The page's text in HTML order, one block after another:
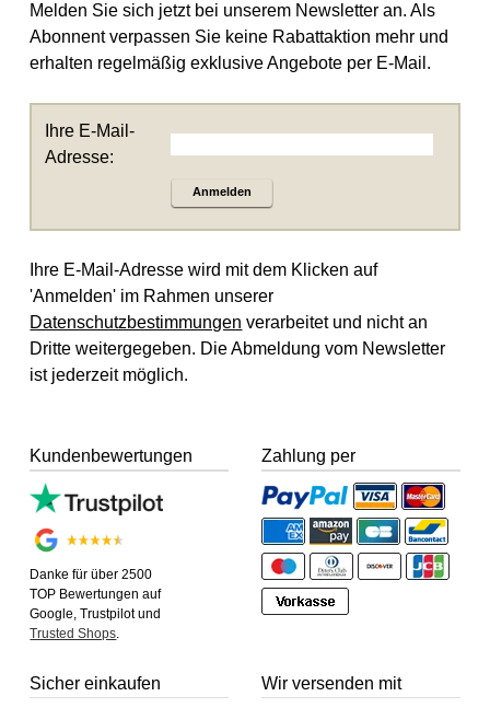
Melden Sie sich jetzt bei unserem Newsletter an. Als
Abonnent verpassen Sie keine Rabattaktion mehr und
erhalten regelmäßig exklusive Angebote per E-Mail.
Ihre E-Mail-
Adresse:
Anmelden
Ihre E-Mail-Adresse wird mit dem Klicken auf
'Anmelden' im Rahmen unserer
Datenschutzbestimmungen verarbeitet und nicht an
Dritte weitergegeben. Die Abmeldung vom Newsletter
ist jederzeit möglich.
Kundenbewertungen
Danke für über 2500
TOP Bewertungen auf
Google, Trustpilot und
Trusted Shops
Zahlung per
Sicher einkaufen Wir versenden mit